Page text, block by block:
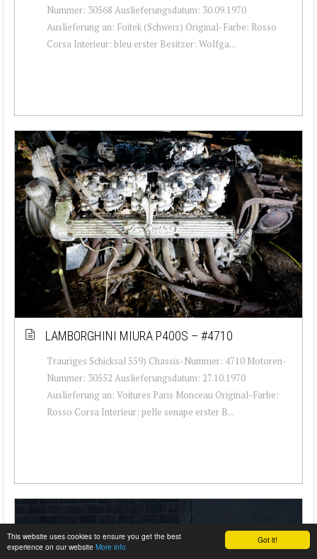
Got it!
This website uses cookies to ensure you get the best
experience on our website More info
Nummer: 30568 Auslieferungsdatum: 30.09.1970
Auslieferung an: Foitek (Schweiz) Original-Farbe: Rosso
Corsa Interieur: bleu erster Besitzer: Wolfga...
LAMBORGHINI MIURA P400S – #4710
Trauriges Schicksal 559) Chassis-Nummer: 4710 Motoren-
Nummer: 30552 Auslieferungsdatum: 27.10.1970
Auslieferung an: Voitures Paris Monceau Original-Farbe:
Rosso Corsa Interieur: pelle senape erster B...